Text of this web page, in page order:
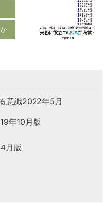
意識2022年5月
年10月版
月版